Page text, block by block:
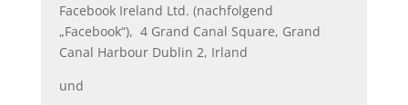
Facebook Ireland Ltd. (nachfolgend
„Facebook“), 4 Grand Canal Square, Grand
Canal Harbour Dublin 2, Irland
und